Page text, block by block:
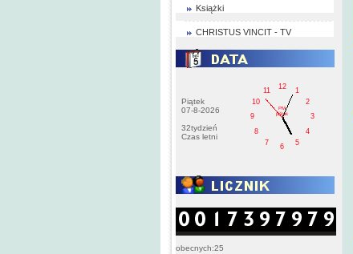
Książki
CHRISTUS VINCIT - TV
Piątek
07-8-2026
32tydzień
Czas letni
1
2
3
4
5
6
7
8
9
10
11
12
PM
pištek
obecnych:25